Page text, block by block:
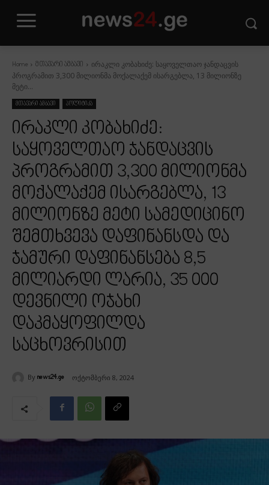
Home მთავარი ამბავი
ირაკლი კობახიძე: საყოველთაო ჯანდაცვის
პროგრამით 3,300 მილიონმა მოქალაქემ ისარგებლა, 13 მილიონზე
მეტი...
მთავარი ამბავი პოლიტიკა
ირაკლი კობახიძე:
საყოველთაო ჯანდაცვის
პროგრამით 3,300 მილიონმა
მოქალაქემ ისარგებლა, 13
მილიონზე მეტი სამედიცინო
შემთხვევა დაფინანსდა და
ჯამური დაფინანსება 8,5
მილიარდი ლარია, 35 000
დევნილი ოჯახი
დაკმაყოფილდა
საცხოვრისით
By news24.ge ოქტომბერი 8, 2024